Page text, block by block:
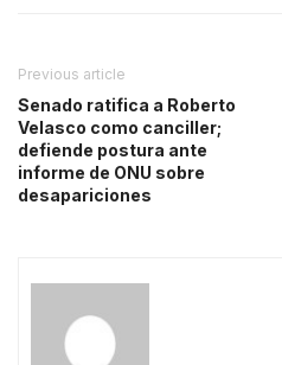
Previous article
Senado ratifica a Roberto
Velasco como canciller;
defiende postura ante
informe de ONU sobre
desapariciones